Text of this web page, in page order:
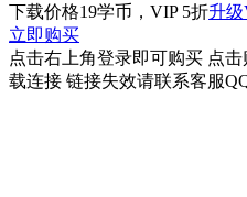
下载价格19学币，VIP 5折升
立即购买
点击右上角登录即可购买 点
载连接 链接失效请联系客服